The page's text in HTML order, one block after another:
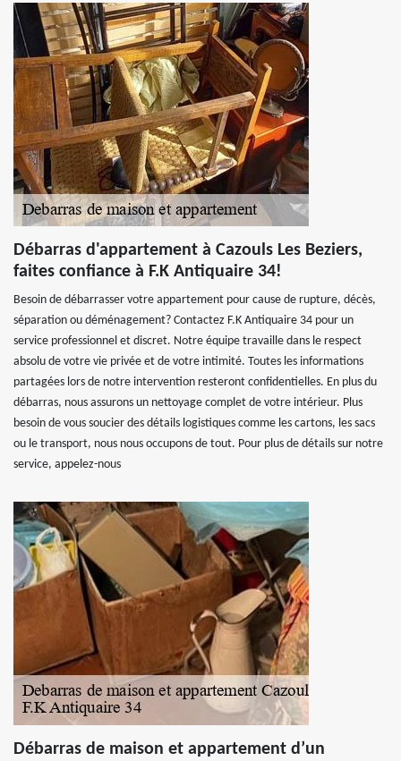
Débarras d'appartement à Cazouls Les Beziers,
faites confiance à F.K Antiquaire 34!
Besoin de débarrasser votre appartement pour cause de rupture, décès,
séparation ou déménagement? Contactez F.K Antiquaire 34 pour un
service professionnel et discret. Notre équipe travaille dans le respect
absolu de votre vie privée et de votre intimité. Toutes les informations
partagées lors de notre intervention resteront confidentielles. En plus du
débarras, nous assurons un nettoyage complet de votre intérieur. Plus
besoin de vous soucier des détails logistiques comme les cartons, les sacs
ou le transport, nous nous occupons de tout. Pour plus de détails sur notre
service, appelez-nous
Débarras de maison et appartement d’un